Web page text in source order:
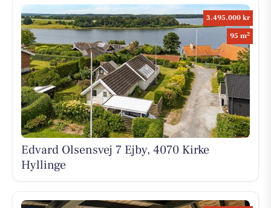
3.495.000 kr
95 m2
Edvard Olsensvej 7 Ejby, 4070 Kirke
Hyllinge